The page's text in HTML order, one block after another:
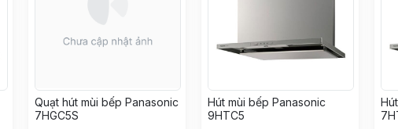
Quạt hút mùi bếp Panasonic
7HGC5S
Hút mùi bếp Panasonic
9HTC5